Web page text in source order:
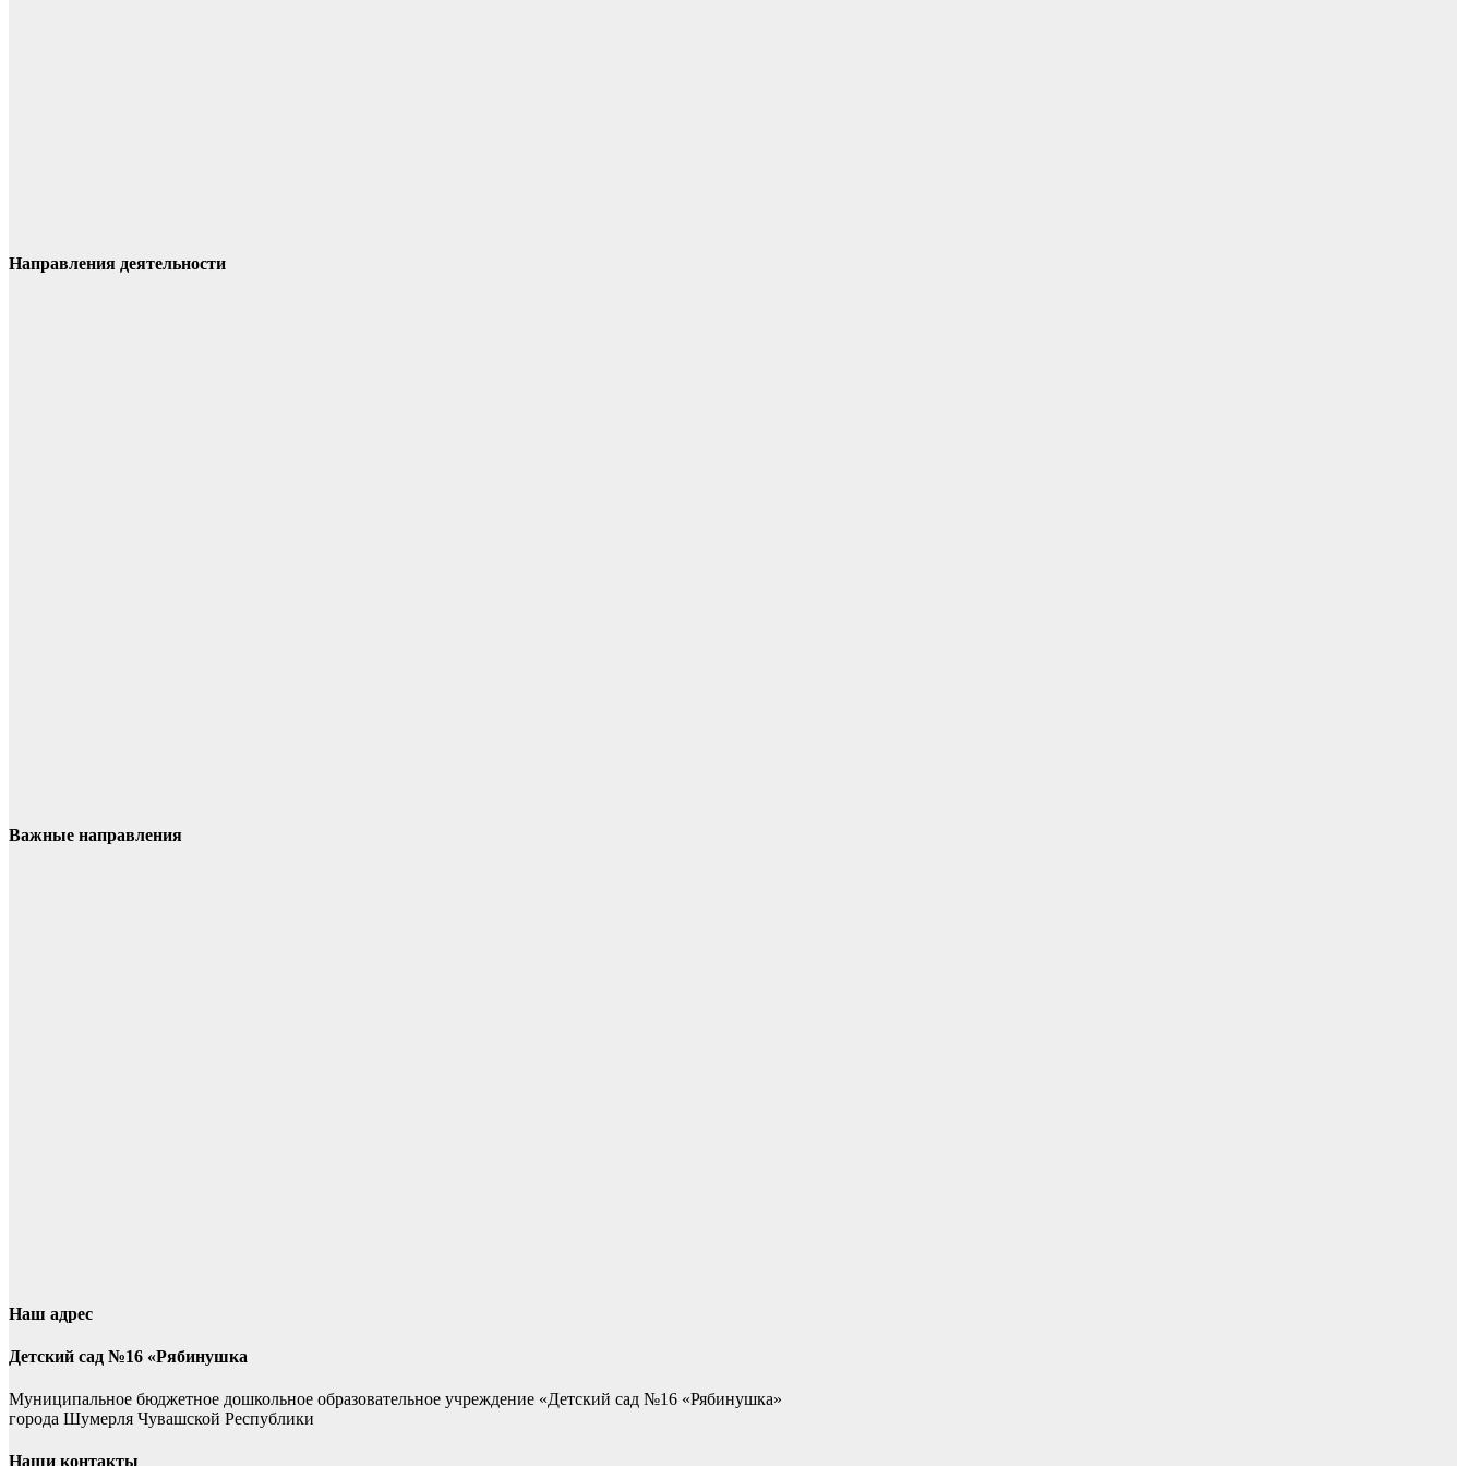
Направления деятельности
Важные направления
Наш адрес
Детский сад №16 «Рябинушка
Муниципальное бюджетное дошкольное образовательное учреждение «Детский сад №16 «Рябинушка»
города Шумерля Чувашской Республики
Наши контакты